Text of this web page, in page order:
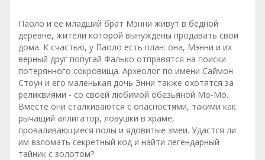
Паоло и ее младший брат Мэнни живут в бедной
деревне, жители которой вынуждены продавать свои
дома. К счастью, у Паоло есть план: она, Мэнни и их
верный друг попугай Фалько отправятся на поиски
потерянного сокровища. Археолог по имени Саймон
Стоун и его маленькая дочь Энни также охотятся за
реликвиями - со своей любимой обезьяной Мо-Мо.
Вместе они сталкиваются с опасностями, такими как
рычащий аллигатор, ловушки в храме,
проваливающиеся полы и ядовитые змеи. Удастся ли
им взломать секретный код и найти легендарный
тайник с золотом?